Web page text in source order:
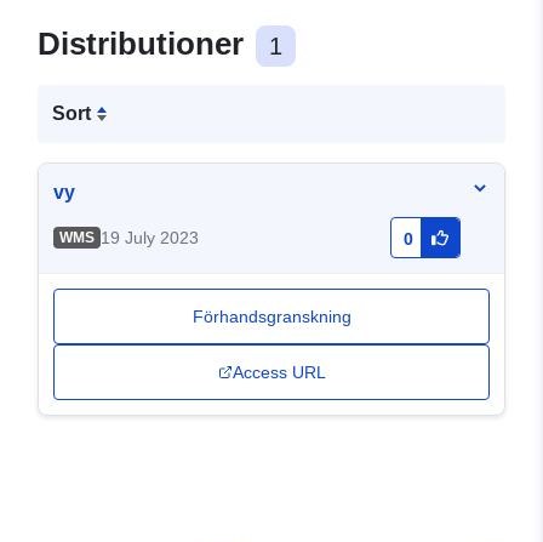
Distributioner 1
Sort
vy
WMS 19 July 2023 0
Förhandsgranskning
Access URL